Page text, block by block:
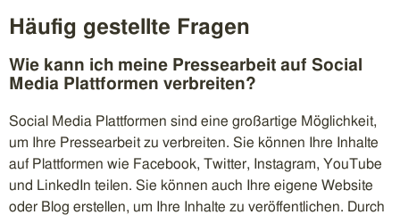
Häufig gestellte Fragen
Wie kann ich meine Pressearbeit auf Social
Media Plattformen verbreiten?
Social Media Plattformen sind eine großartige Möglichkeit,
um Ihre Pressearbeit zu verbreiten. Sie können Ihre Inhalte
auf Plattformen wie Facebook, Twitter, Instagram, YouTube
und LinkedIn teilen. Sie können auch Ihre eigene Website
oder Blog erstellen, um Ihre Inhalte zu veröffentlichen. Durch